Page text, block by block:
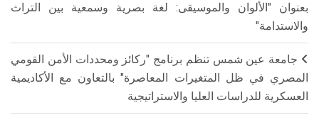
بعنوان "الألوان والموسيقى: لغة بصرية وسمعية بين التراث
والاستدامة"
جامعة عين شمس تنظم برنامج "ركائز ومحددات الأمن القومي
المصري في ظل المتغيرات المعاصرة" بالتعاون مع الأكاديمية
العسكرية للدراسات العليا والاستراتيجية